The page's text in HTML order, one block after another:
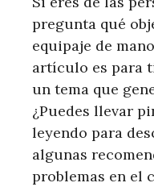
pregunta qué
equipaje de
artículo es para
un tema que
¿Puedes llevar
leyendo para
algunas
problemas en el